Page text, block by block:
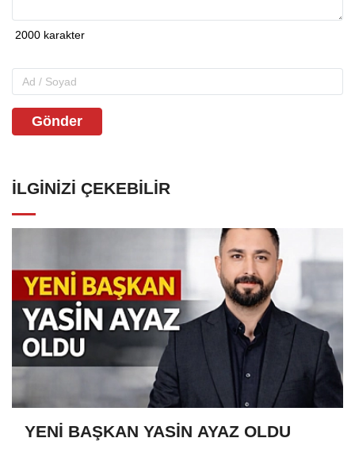
Gönder
İLGINIZI ÇEKEBILIR
YENİ BAŞKAN YASİN AYAZ OLDU